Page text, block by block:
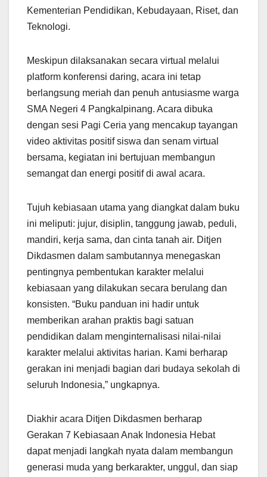
Kementerian Pendidikan, Kebudayaan, Riset, dan
Teknologi.
Meskipun dilaksanakan secara virtual melalui
platform konferensi daring, acara ini tetap
berlangsung meriah dan penuh antusiasme warga
SMA Negeri 4 Pangkalpinang. Acara dibuka
dengan sesi Pagi Ceria yang mencakup tayangan
video aktivitas positif siswa dan senam virtual
bersama, kegiatan ini bertujuan membangun
semangat dan energi positif di awal acara.
Tujuh kebiasaan utama yang diangkat dalam buku
ini meliputi: jujur, disiplin, tanggung jawab, peduli,
mandiri, kerja sama, dan cinta tanah air. Ditjen
Dikdasmen dalam sambutannya menegaskan
pentingnya pembentukan karakter melalui
kebiasaan yang dilakukan secara berulang dan
konsisten. “Buku panduan ini hadir untuk
memberikan arahan praktis bagi satuan
pendidikan dalam menginternalisasi nilai-nilai
karakter melalui aktivitas harian. Kami berharap
gerakan ini menjadi bagian dari budaya sekolah di
seluruh Indonesia,” ungkapnya.
Diakhir acara Ditjen Dikdasmen berharap
Gerakan 7 Kebiasaan Anak Indonesia Hebat
dapat menjadi langkah nyata dalam membangun
generasi muda yang berkarakter, unggul, dan siap